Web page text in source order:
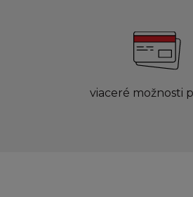
viaceré možnosti